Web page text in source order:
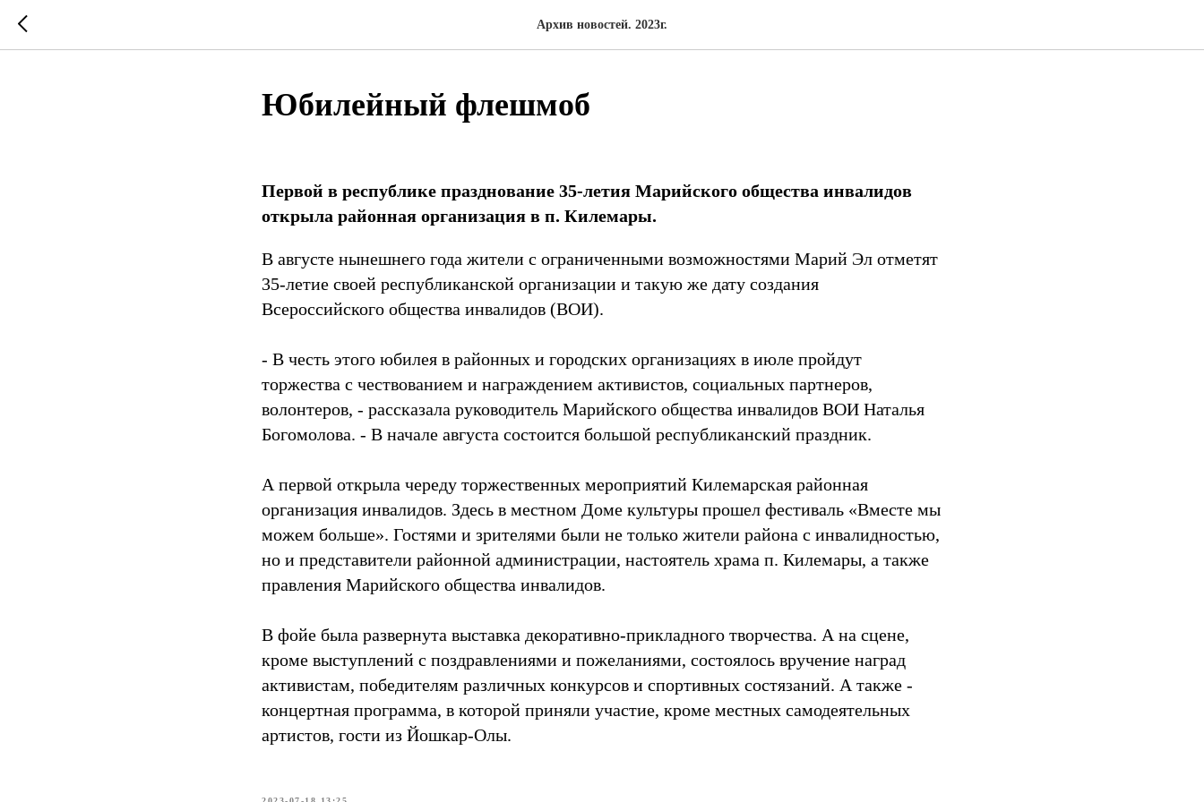
Архив новостей. 2023г.
Юбилейный флешмоб
Первой в республике празднование 35-летия Марийского общества инвалидов
открыла районная организация в п. Килемары.
В августе нынешнего года жители с ограниченными возможностями Марий Эл отметят
35-летие своей республиканской организации и такую же дату создания
Всероссийского общества инвалидов (ВОИ).
- В честь этого юбилея в районных и городских организациях в июле пройдут
торжества с чествованием и награждением активистов, социальных партнеров,
волонтеров, - рассказала руководитель Марийского общества инвалидов ВОИ Наталья
Богомолова. - В начале августа состоится большой республиканский праздник.
А первой открыла череду торжественных мероприятий Килемарская районная
организация инвалидов. Здесь в местном Доме культуры прошел фестиваль «Вместе мы
можем больше». Гостями и зрителями были не только жители района с инвалидностью,
но и представители районной администрации, настоятель храма п. Килемары, а также
правления Марийского общества инвалидов.
В фойе была развернута выставка декоративно-прикладного творчества. А на сцене,
кроме выступлений с поздравлениями и пожеланиями, состоялось вручение наград
активистам, победителям различных конкурсов и спортивных состязаний. А также -
концертная программа, в которой приняли участие, кроме местных самодеятельных
артистов, гости из Йошкар-Олы.